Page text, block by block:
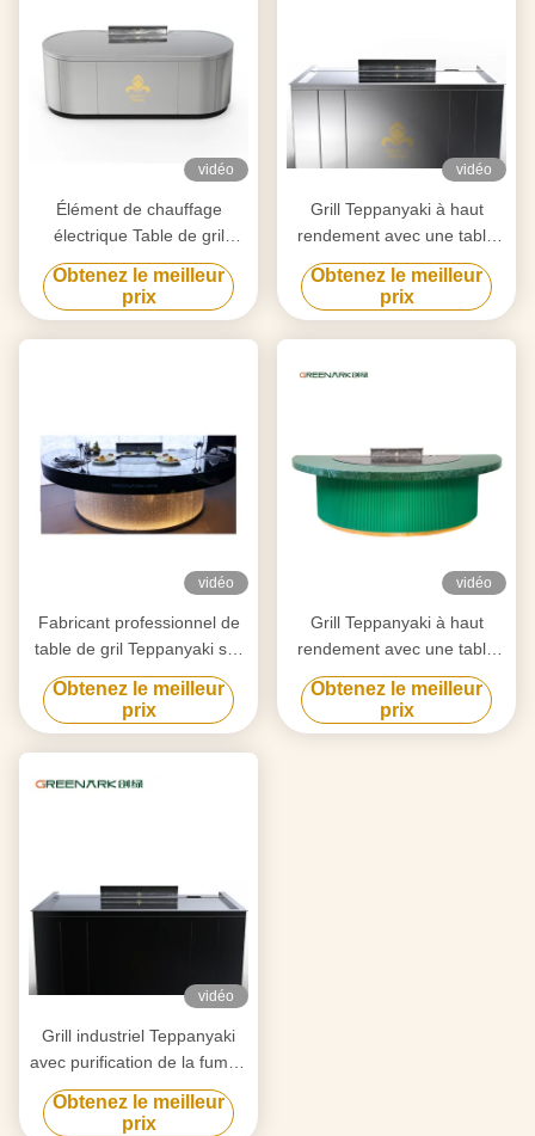
vidéo
Élément de chauffage
électrique Table de gril
Teppanyaki pour la
purification personnalisée
selon vos besoins
Obtenez le meilleur
prix
vidéo
Grill Teppanyaki à haut
rendement avec une table
de 20 mm en acier allié de
qualité alimentaire et un
chauffage intelligent
Obtenez le meilleur
prix
vidéo
Fabricant professionnel de
table de gril Teppanyaki sur
mesure avec design gratuit
fournisseur fiable
d'équipement de gril Hibachi
Obtenez le meilleur
prix
vidéo
Grill Teppanyaki à haut
rendement avec une table
de 20 mm en acier allié de
qualité alimentaire et un
chauffage intelligent
Obtenez le meilleur
prix
vidéo
Grill industriel Teppanyaki
avec purification de la fumée
par triple flux d'air et
technologie anti-obstruction
Obtenez le meilleur
prix